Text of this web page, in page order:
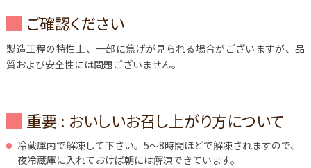
ご確認ください
製造工程の特性上、一部に焦げが見られる場合がございますが、品
質および安全性には問題ございません。
重要 : おいしいお召し上がり方について
冷蔵庫内で解凍して下さい。5～8時間ほどで解凍されますので、
夜冷蔵庫に入れておけば朝には解凍できています。